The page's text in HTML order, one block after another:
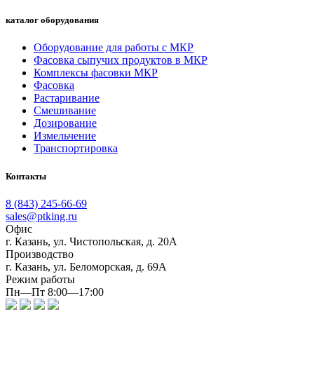
каталог оборудования
Оборудование для работы с МКР
Фасовка сыпучих продуктов в МКР
Комплексы фасовки МКР
Фасовка
Растаривание
Смешивание
Дозирование
Измельчение
Транспортировка
Контакты
8 (843) 245-66-69
sales@ptking.ru
Офис
г. Казань, ул. Чистопольская, д. 20А
Производство
г. Казань, ул. Беломорская, д. 69А
Режим работы
Пн—Пт 8:00—17:00